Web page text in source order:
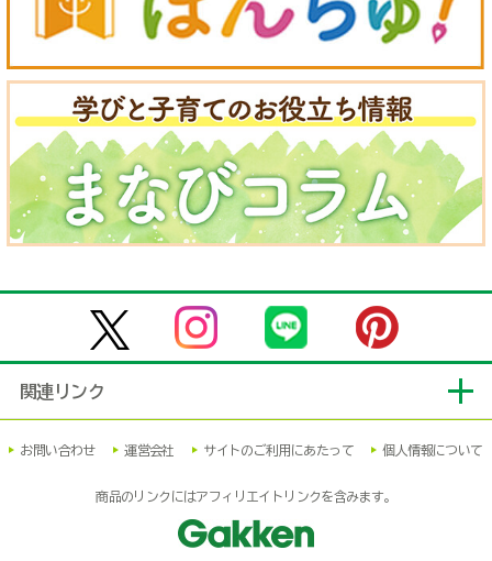
関連リンク
お問い合わせ 運営会社 サイトのご利用にあたって 個人情報について
商品のリンクにはアフィリエイトリンクを含みます。